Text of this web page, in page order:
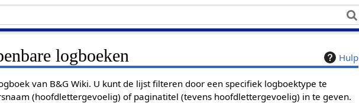
Hulp
logboeken
van B&G Wiki. U kunt de lijst filteren door een specifiek logboektype te
(hoofdlettergevoelig) of paginatitel (tevens hoofdlettergevoelig) in te geven.